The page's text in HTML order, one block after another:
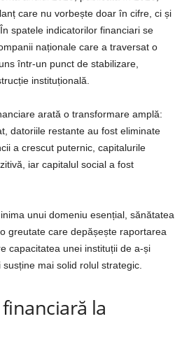
care nu vorbește doar în cifre, ci și
spatele indicatorilor financiari se
naționale care a traversat o
într-un punct de stabilizare,
instituțională.
arată o transformare amplă:
datoriile restante au fost eliminate
a crescut puternic, capitalurile
iar capitalul social a fost
unui domeniu esențial, sănătatea
greutate care depășește raportarea
capacitatea unei instituții de a-și
mai solid rolul strategic.
la